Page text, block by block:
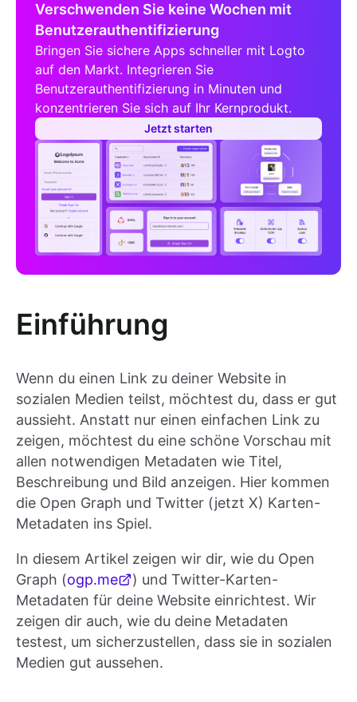
Verschwenden Sie keine Wochen mit
Benutzerauthentifizierung
Bringen Sie sichere Apps schneller mit Logto
auf den Markt. Integrieren Sie
Benutzerauthentifizierung in Minuten und
konzentrieren Sie sich auf Ihr Kernprodukt.
Jetzt starten
Einführung
Wenn du einen Link zu deiner Website in
sozialen Medien teilst, möchtest du, dass er gut
aussieht. Anstatt nur einen einfachen Link zu
zeigen, möchtest du eine schöne Vorschau mit
allen notwendigen Metadaten wie Titel,
Beschreibung und Bild anzeigen. Hier kommen
die Open Graph und Twitter (jetzt X) Karten-
Metadaten ins Spiel.
In diesem Artikel zeigen wir dir, wie du Open
Graph (ogp.me
) und Twitter-Karten-
Metadaten für deine Website einrichtest. Wir
zeigen dir auch, wie du deine Metadaten
testest, um sicherzustellen, dass sie in sozialen
Medien gut aussehen.